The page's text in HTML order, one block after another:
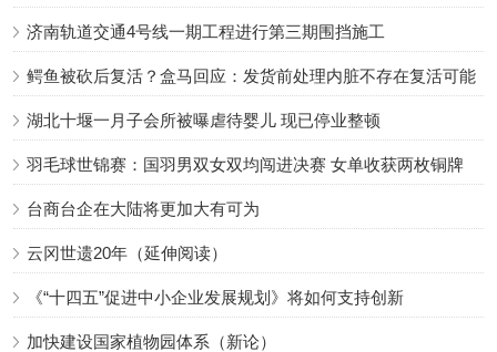
济南轨道交通4号线一期工程进行第三期围挡施工
鳄鱼被砍后复活？盒马回应：发货前处理内脏不存在复活可能
湖北十堰一月子会所被曝虐待婴儿 现已停业整顿
羽毛球世锦赛：国羽男双女双均闯进决赛 女单收获两枚铜牌
台商台企在大陆将更加大有可为
云冈世遗20年（延伸阅读）
《“十四五”促进中小企业发展规划》将如何支持创新
加快建设国家植物园体系（新论）